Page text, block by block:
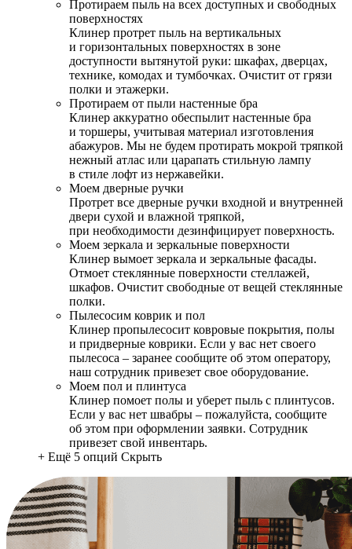
Протираем пыль на всех доступных и свободных
поверхностях
Клинер протрет пыль на вертикальных
и горизонтальных поверхностях в зоне
доступности вытянутой руки: шкафах, дверцах,
технике, комодах и тумбочках. Очистит от грязи
полки и этажерки.
Протираем от пыли настенные бра
Клинер аккуратно обеспылит настенные бра
и торшеры, учитывая материал изготовления
абажуров. Мы не будем протирать мокрой тряпкой
нежный атлас или царапать стильную лампу
в стиле лофт из нержавейки.
Моем дверные ручки
Протрет все дверные ручки входной и внутренней
двери сухой и влажной тряпкой,
при необходимости дезинфицирует поверхность.
Моем зеркала и зеркальные поверхности
Клинер вымоет зеркала и зеркальные фасады.
Отмоет стеклянные поверхности стеллажей,
шкафов. Очистит свободные от вещей стеклянные
полки.
Пылесосим коврик и пол
Клинер пропылесосит ковровые покрытия, полы
и придверные коврики. Если у вас нет своего
пылесоса – заранее сообщите об этом оператору,
наш сотрудник привезет свое оборудование.
Моем пол и плинтуса
Клинер помоет полы и уберет пыль с плинтусов.
Если у вас нет швабры – пожалуйста, сообщите
об этом при оформлении заявки. Сотрудник
привезет свой инвентарь.
+ Ещё 5 опций Скрыть